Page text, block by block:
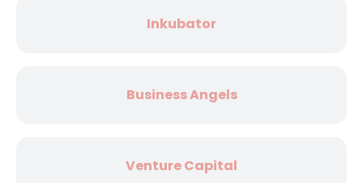
Inkubator
Business Angels
Venture Capital